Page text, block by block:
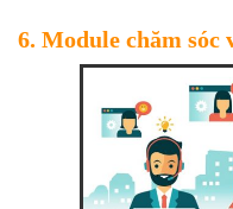
6. Module chăm sóc